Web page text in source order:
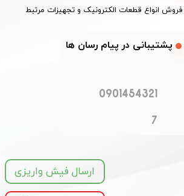
​فروش انواع قطعات الکترونیک و تجهیزات مرتبط
​​پشتیبانی در پیام رسان ها
0901454321
7
ارسال فیش واریزی